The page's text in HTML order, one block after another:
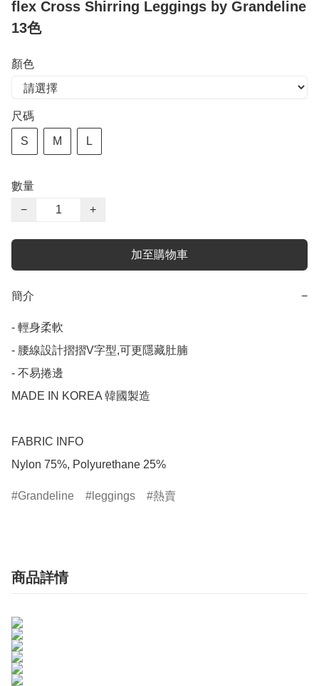
flex Cross Shirring Leggings by Grandeline
13色
顏色
尺碼
S M L
數量
−
+
加至購物車
簡介 −
- 輕身柔軟
- 腰線設計摺摺V字型,可更隱藏肚腩
- 不易捲邊
MADE IN KOREA 韓國製造
FABRIC INFO
Nylon 75%, Polyurethane 25%
Grandeline leggings 熱賣
商品詳情